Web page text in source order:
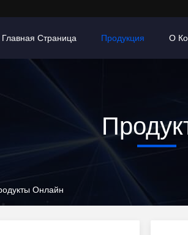
Главная Страница Продукция О
Онлайн